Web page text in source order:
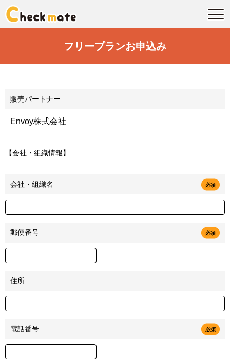
フリープランお申込み
販売パートナー
【会社・組織情報】
会社・組織名 必須
郵便番号 必須
住所
電話番号 必須